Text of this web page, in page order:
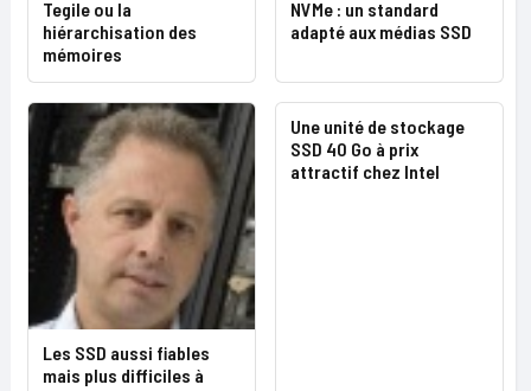
Tegile ou la
hiérarchisation des
mémoires
NVMe : un standard
adapté aux médias SSD
Les SSD aussi fiables
mais plus difficiles à
Une unité de stockage
SSD 40 Go à prix
attractif chez Intel